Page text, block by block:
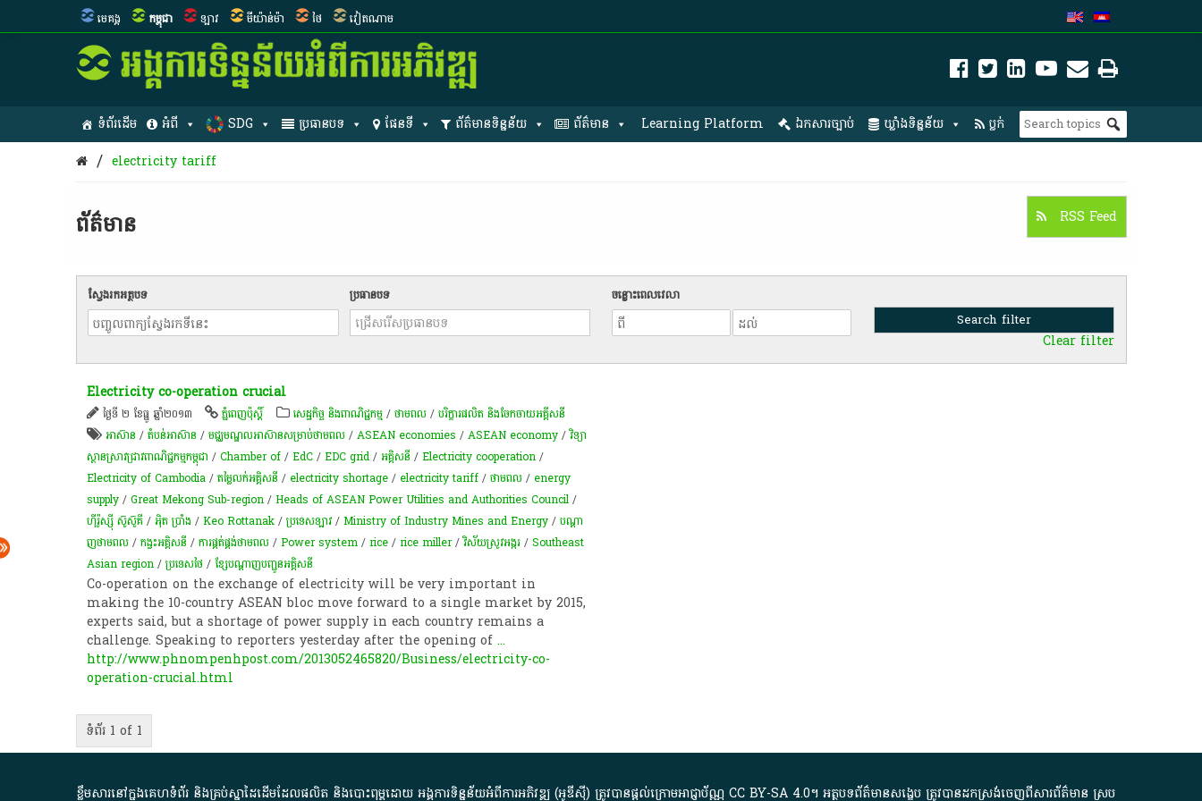
មេគង្គ កម្ពុជា ឡាវ មីយ៉ាន់ម៉ា ថៃ វៀតណាម
ទំព័រដើម អំពី SDG ប្រធានបទ ផែនទី ព័ត៌មានទិន្នន័យ ព័ត៌មាន Learning Platform ឯកសារច្បាប់ ឃ្លាំងទិន្នន័យ ប្លក់
/ electricity tariff
ព័ត៌មាន​ RSS Feed
ស្វែងរកអត្ថបទ ប្រធានបទ ចន្លោះពេលវេលា
Clear filter
Electricity co-operation crucial
ថ្ងៃទី ២ ខែធ្នូ ឆ្នាំ២០១៣ ភ្នំពេញប៉ុស្តិ៍ សេដ្ឋកិច្ច និងពាណិជ្ជកម្ម/ថាមពល/បរិក្ខារផលិត និងចែកចាយអគ្គីសនី
អាស៊ាន /តំបន់​អាស៊ាន /មជ្ឈមណ្ឌលអាស៊ានសម្រាប់ថាមពល/ASEAN economies /ASEAN economy/វិទ្យា
ស្ថានស្រាវជ្រាវពាណិជ្ជកម្មកម្ពុជា /Chamber of/EdC/EDC grid/អគ្គិសនី /Electricity cooperation/
Electricity of Cambodia/តម្លៃលក់អគ្គិសនី / electricity shortage/ electricity tariff/ថាមពល/ energy
supply/Great Mekong Sub-region/Heads of ASEAN Power Utilities and Authorities Council/
ហ៊ីរ៉ូស្ស៊ី ស៊ូស៊ូគី/អុិត ប្រាំង /Keo Rottanak/ប្រទេសឡាវ/Ministry of Industry Mines and Energy/ប​ណ្តា​
ញ​ថាមពល/កង្វះ​អគ្គិសនី /ការផ្គត់ផ្គង់ថាមពល/Power system/rice/rice miller/វិស័យស្រូវអង្ករ/Southeast
Asian region/ប្រទេសថៃ /ខ្សែ​បណ្តាញ​បញ្ជូន​អគ្គិសនី​
Co-operation on the exchange of electricity will be very important in
making the 10-country ASEAN bloc move forward to a single market by 2015,
experts said, but a shortage of power supply in each country remains a
challenge. Speaking to reporters yesterday after the opening of ...
http://www.phnompenhpost.com/2013052465820/Business/electricity-co-
operation-crucial.html
ទំព័រ 1 of 1
ខ្លឹមសារ​នៅ​ក្នុង​គេហទំព័រ និង​គ្រប់​ស្នា​ដៃ​ដើម​ដែល​ផលិត​ និង​បោះពុម្ព​ដោយ​ អង្គការ​ទិន្នន័យ​អំពី​ការអភិវឌ្ឍ​​ (អូ​ឌី​ស៊ី)​ ត្រូវ​បាន​ផ្តល់​ក្រោម​អាជ្ញាប័ណ្ណ​ CC BY-SA 4.0។​ អត្ថបទ​ព័ត៌មាន​សង្ខេប​ ត្រូវ​បាន​ដកស្រង់​ចេញពី​សារព័ត៌មាន ស្រប